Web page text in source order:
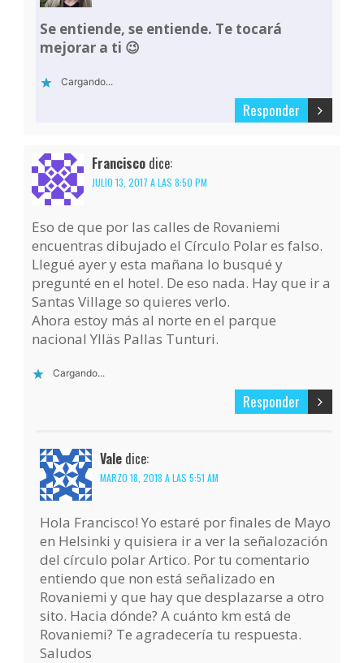
Se entiende, se entiende. Te tocará
mejorar a ti 😉
Cargando...
Responder
Francisco dice:
JULIO 13, 2017 A LAS 8:50 PM
Eso de que por las calles de Rovaniemi
encuentras dibujado el Círculo Polar es falso.
Llegué ayer y esta mañana lo busqué y
pregunté en el hotel. De eso nada. Hay que ir a
Santas Village so quieres verlo.
Ahora estoy más al norte en el parque
nacional Ylläs Pallas Tunturi.
Cargando...
Responder
Vale dice:
MARZO 18, 2018 A LAS 5:51 AM
Hola Francisco! Yo estaré por finales de Mayo
en Helsinki y quisiera ir a ver la señalozación
del círculo polar Artico. Por tu comentario
entiendo que non está señalizado en
Rovaniemi y que hay que desplazarse a otro
sito. Hacia dónde? A cuánto km está de
Rovaniemi? Te agradecería tu respuesta.
Saludos